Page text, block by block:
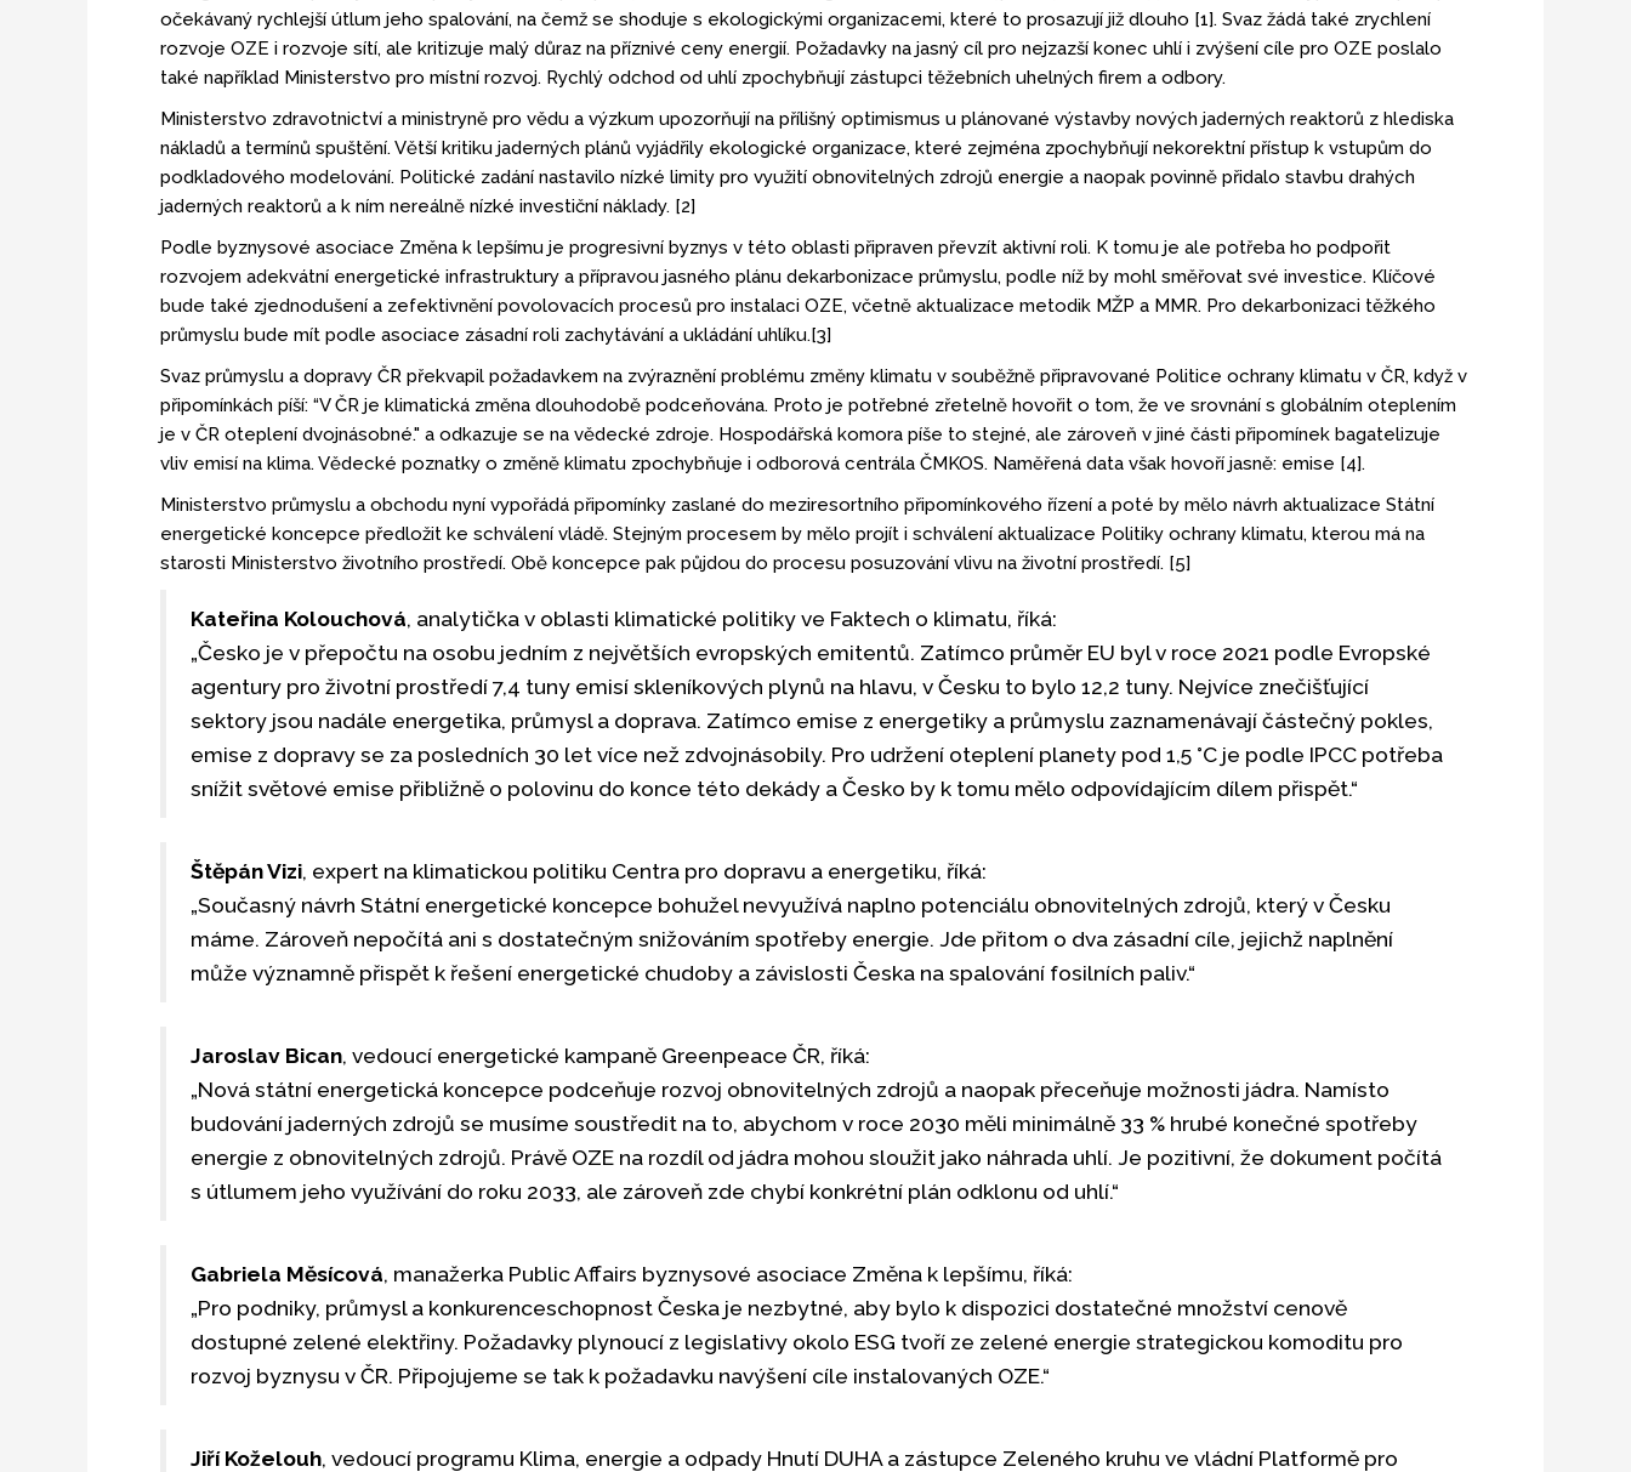
očekávaný rychlejší útlum jeho spalování, na čemž se shoduje s ekologickými organizacemi, které to prosazují již dlouho [1]. Svaz žádá také zrychlení
rozvoje OZE i rozvoje sítí, ale kritizuje malý důraz na příznivé ceny energií. Požadavky na jasný cíl pro nejzazší konec uhlí i zvýšení cíle pro OZE poslalo
také například Ministerstvo pro místní rozvoj. Rychlý odchod od uhlí zpochybňují zástupci těžebních uhelných firem a odbory.
Ministerstvo zdravotnictví a ministryně pro vědu a výzkum upozorňují na přílišný optimismus u plánované výstavby nových jaderných reaktorů z hlediska
nákladů a termínů spuštění. Větší kritiku jaderných plánů vyjádřily ekologické organizace, které zejména zpochybňují nekorektní přístup k vstupům do
podkladového modelování. Politické zadání nastavilo nízké limity pro využití obnovitelných zdrojů energie a naopak povinně přidalo stavbu drahých
jaderných reaktorů a k ním nereálně nízké investiční náklady. [2]
Podle byznysové asociace Změna k lepšímu je progresivní byznys v této oblasti připraven převzít aktivní roli. K tomu je ale potřeba ho podpořit
rozvojem adekvátní energetické infrastruktury a přípravou jasného plánu dekarbonizace průmyslu, podle níž by mohl směřovat své investice. Klíčové
bude také zjednodušení a zefektivnění povolovacích procesů pro instalaci OZE, včetně aktualizace metodik MŽP a MMR. Pro dekarbonizaci těžkého
průmyslu bude mít podle asociace zásadní roli zachytávání a ukládání uhlíku.[3]
Svaz průmyslu a dopravy ČR překvapil požadavkem na zvýraznění problému změny klimatu v souběžně připravované Politice ochrany klimatu v ČR, když v
připomínkách píší: “V ČR je klimatická změna dlouhodobě podceňována. Proto je potřebné zřetelně hovořit o tom, že ve srovnání s globálním oteplením
je v ČR oteplení dvojnásobné." a odkazuje se na vědecké zdroje. Hospodářská komora píše to stejné, ale zároveň v jiné části připomínek bagatelizuje
vliv emisí na klima. Vědecké poznatky o změně klimatu zpochybňuje i odborová centrála ČMKOS. Naměřená data však hovoří jasně: emise [4].
Ministerstvo průmyslu a obchodu nyní vypořádá připomínky zaslané do meziresortního připomínkového řízení a poté by mělo návrh aktualizace Státní
energetické koncepce předložit ke schválení vládě. Stejným procesem by mělo projít i schválení aktualizace Politiky ochrany klimatu, kterou má na
starosti Ministerstvo životního prostředí. Obě koncepce pak půjdou do procesu posuzování vlivu na životní prostředí. [5]
Kateřina Kolouchová, analytička v oblasti klimatické politiky ve Faktech o klimatu, říká:
„Česko je v přepočtu na osobu jedním z největších evropských emitentů. Zatímco průměr EU byl v roce 2021 podle Evropské
agentury pro životní prostředí 7,4 tuny emisí skleníkových plynů na hlavu, v Česku to bylo 12,2 tuny. Nejvíce znečišťující
sektory jsou nadále energetika, průmysl a doprava. Zatímco emise z energetiky a průmyslu zaznamenávají částečný pokles,
emise z dopravy se za posledních 30 let více než zdvojnásobily. Pro udržení oteplení planety pod 1,5 °C je podle IPCC potřeba
snížit světové emise přibližně o polovinu do konce této dekády a Česko by k tomu mělo odpovídajícím dílem přispět.“
Štěpán Vizi, expert na klimatickou politiku Centra pro dopravu a energetiku, říká:
„Současný návrh Státní energetické koncepce bohužel nevyužívá naplno potenciálu obnovitelných zdrojů, který v Česku
máme. Zároveň nepočítá ani s dostatečným snižováním spotřeby energie. Jde přitom o dva zásadní cíle, jejichž naplnění
může významně přispět k řešení energetické chudoby a závislosti Česka na spalování fosilních paliv.“
Jaroslav Bican, vedoucí energetické kampaně Greenpeace ČR, říká:
„Nová státní energetická koncepce podceňuje rozvoj obnovitelných zdrojů a naopak přeceňuje možnosti jádra. Namísto
budování jaderných zdrojů se musíme soustředit na to, abychom v roce 2030 měli minimálně 33 % hrubé konečné spotřeby
energie z obnovitelných zdrojů. Právě OZE na rozdíl od jádra mohou sloužit jako náhrada uhlí. Je pozitivní, že dokument počítá
s útlumem jeho využívání do roku 2033, ale zároveň zde chybí konkrétní plán odklonu od uhlí.“
Gabriela Měsícová, manažerka Public Affairs byznysové asociace Změna k lepšímu, říká:
„Pro podniky, průmysl a konkurenceschopnost Česka je nezbytné, aby bylo k dispozici dostatečné množství cenově
dostupné zelené elektřiny. Požadavky plynoucí z legislativy okolo ESG tvoří ze zelené energie strategickou komoditu pro
rozvoj byznysu v ČR. Připojujeme se tak k požadavku navýšení cíle instalovaných OZE.“
Jiří Koželouh, vedoucí programu Klima, energie a odpady Hnutí DUHA a zástupce Zeleného kruhu ve vládní Platformě pro